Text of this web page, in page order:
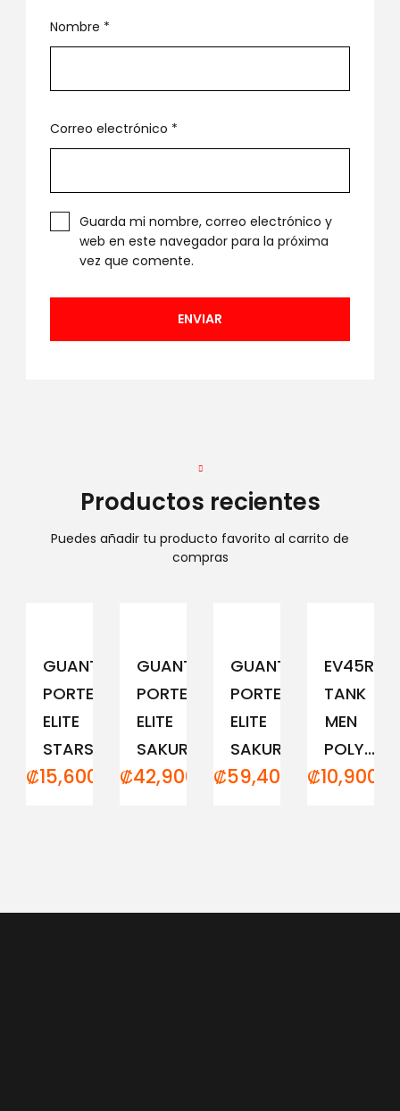
Nombre *
Correo electrónico *
Guarda mi nombre, correo electrónico y
web en este navegador para la próxima
vez que comente.
Productos recientes
Puedes añadir tu producto favorito al carrito de
compras
GUANTE
PORTERO
ELITE
STARS
₡15,600.00
GUANTE
PORTERO
ELITE
SAKURA...
₡42,900.00
GUANTE
PORTERO
ELITE
SAKURA...
₡59,400.00
TANK
MEN
POLY...
₡